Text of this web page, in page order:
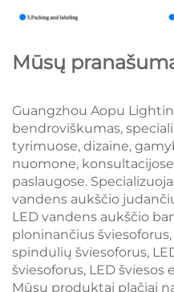
Mūsų
Guangzhou Aopu
bendroviškumas,
tyrimuose, dizaine,
nuomone,
paslaugose.
vandens aukščio
LED vandens aukščio
ploninančius
spindulių šviesoforus,
šviesoforus, LED šviesos
Mūsų produktai plačiai